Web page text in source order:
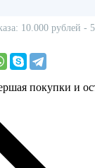
10.000 рублей -
покупки и